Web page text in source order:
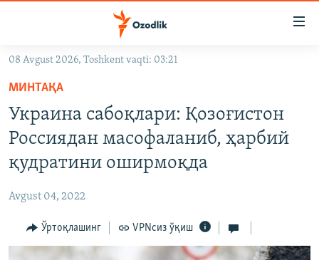
Асосий
навигацияга
ўтинг
Қидиришга
ўтинг
OZODARXIV
На русском
ИЖТИМОИЙ ТАРМОҚЛАР
08 Avgust 2026, Toshkent vaqti: 03:21
МИНТАҚА
Украина сабоқлари: Қозоғистон
Россиядан масофаланиб, ҳарбий
қудратини оширмоқда
Avgust 04, 2022
Ўртоқлашинг VPNсиз ўқиш